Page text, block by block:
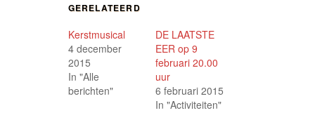
in
venster
geopend)
in
geopend)
venster
geopend)
GERELATEERD
Kerstmusical
4 december
2015
In "Alle
berichten"
DE LAATSTE
EER op 9
februari 20.00
uur
6 februari 2015
In "Activiteiten"